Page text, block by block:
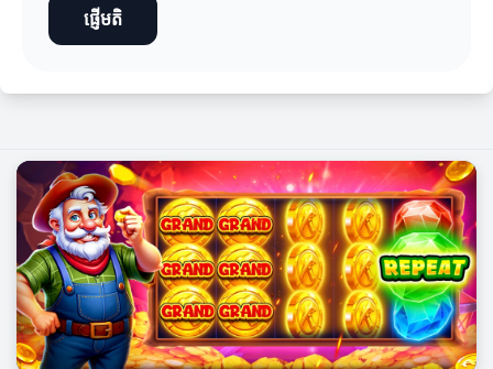
ផ្ញើមតិ